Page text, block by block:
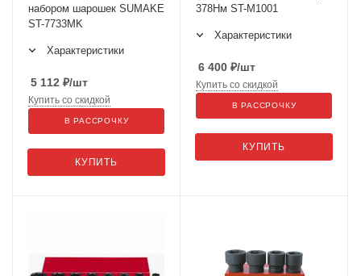
набором шарошек SUMAKE
ST-7733MK
Характеристики
5 112 ₽/шт
КУПИТЬ
Купить со скидкой
В РАССРОЧКУ
378Нм ST-M1001
Характеристики
6 400 ₽/шт
КУПИТЬ
Купить со скидкой
В РАССРОЧКУ